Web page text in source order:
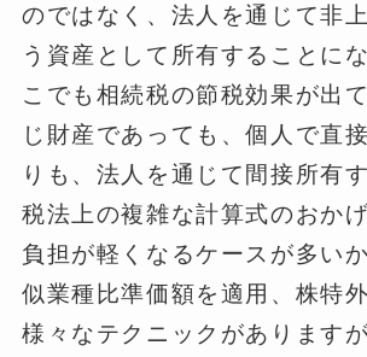
のではなく、法人を通じて非
う資産として所有することに
こでも相続税の節税効果が出
じ財産であっても、個人で直
りも、法人を通じて間接所有
税法上の複雑な計算式のおか
負担が軽くなるケースが多い
似業種比準価額を適用、株特外
様々なテクニックがあります